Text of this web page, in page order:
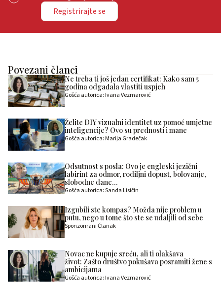
Registrirajte se
Povezani članci
Ne treba ti još jedan certifikat: Kako sam 5
godina odgađala vlastiti uspjeh
Gošća autorica: Ivana Vezmarović
Želite DIY vizualni identitet uz pomoć umjetne
inteligencije? Ovo su prednosti i mane
Gošća autorica: Marija Gradečak
Odsutnost s posla: Ovo je engleski jezični
labirint za odmor, rodiljni dopust, bolovanje,
slobodne dane…
Gošća autorica: Sanda Lisičin
Izgubili ste kompas? Možda nije problem u
putu, nego u tome što ste se udaljili od sebe
Sponzorirani Članak
Novac ne kupuje sreću, ali ti olakšava
život: Zašto društvo pokušava posramiti žene s
ambicijama
Gošća autorica: Ivana Vezmarović